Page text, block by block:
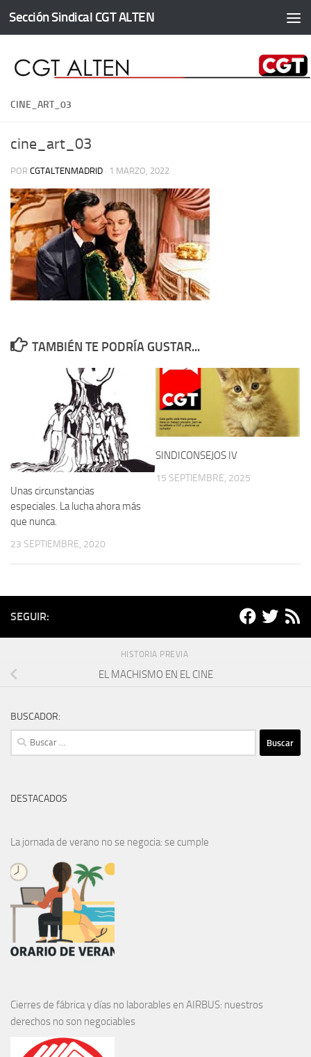
Saltar al contenido
Sección Sindical CGT ALTEN
CINE_ART_03
cine_art_03
POR CGTALTENMADRID · 1 MARZO, 2022
TAMBIÉN TE PODRÍA GUSTAR...
Unas circunstancias
especiales. La lucha ahora más
que nunca.
23 SEPTIEMBRE, 2020
SINDICONSEJOS IV
15 SEPTIEMBRE, 2025
SEGUIR:
HISTORIA PREVIA
EL MACHISMO EN EL CINE
BUSCADOR:
Buscar:
DESTACADOS
La jornada de verano no se negocia: se cumple
Cierres de fábrica y días no laborables en AIRBUS: nuestros
derechos no son negociables